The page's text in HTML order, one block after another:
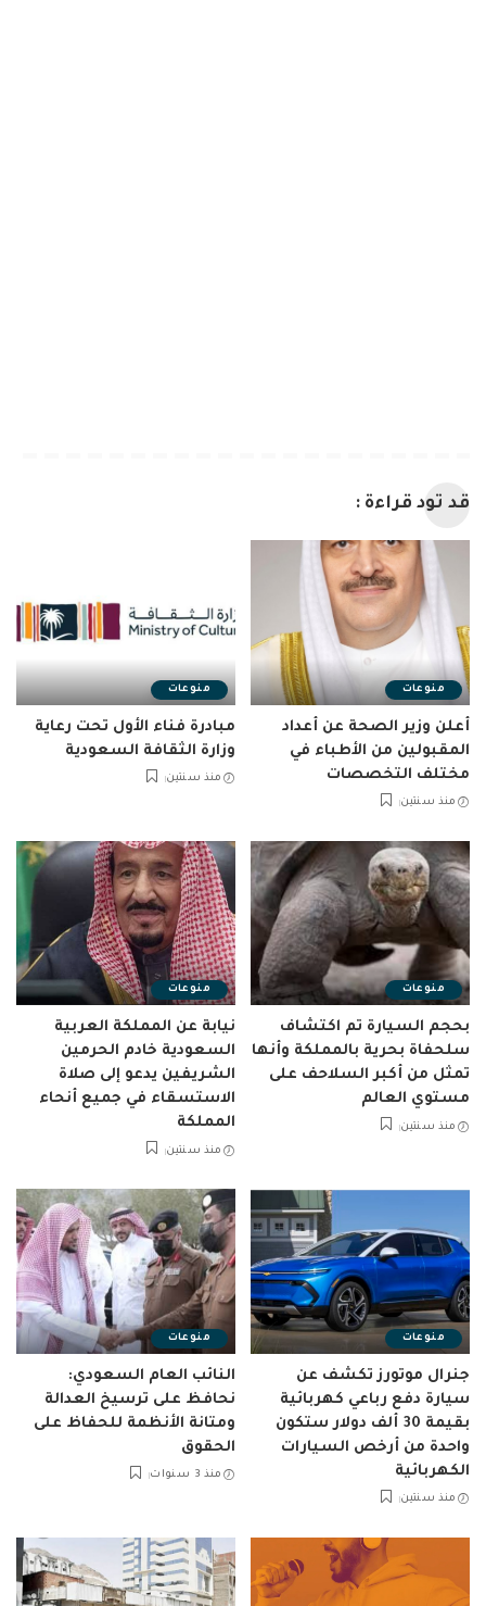
قد تود قراءة :
منوعات
أعلن وزير الصحة عن أعداد
المقبولين من الأطباء في
مختلف التخصصات
منذ سنتين
منوعات
مبادرة فناء الأول تحت رعاية
وزارة الثقافة السعودية
منذ سنتين
منوعات
بحجم السيارة تم اكتشاف
سلحفاة بحرية بالمملكة وأنها
تمثل من أكبر السلاحف على
مستوي العالم
منذ سنتين
منوعات
نيابة عن المملكة العربية
السعودية خادم الحرمين
الشريفين يدعو إلى صلاة
الاستسقاء في جميع أنحاء
المملكة
منذ سنتين
منوعات
جنرال موتورز تكشف عن
سيارة دفع رباعي كهربائية
بقيمة 30 ألف دولار ستكون
واحدة من أرخص السيارات
الكهربائية
منذ سنتين
منوعات
النائب العام السعودي:
نحافظ على ترسيخ العدالة
ومتانة الأنظمة للحفاظ على
الحقوق
منذ 3 سنوات